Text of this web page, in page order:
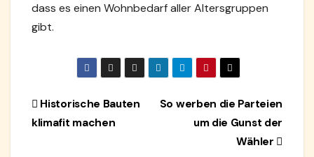
dass es einen Wohnbedarf aller Altersgruppen
gibt.
BeitragsnavigationSo werben die Parteien
um die Gunst der
Wähler
Historische Bauten
klimafit machen